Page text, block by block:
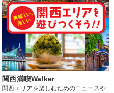
関西満喫Walker
関西エリアを楽しむためのニュースや